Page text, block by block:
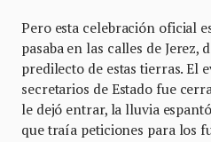
Pero esta celebración oficial
pasaba en las calles de Jerez,
predilecto de estas tierras. El
secretarios de Estado fue
le dejó entrar, la lluvia
que traía peticiones para los